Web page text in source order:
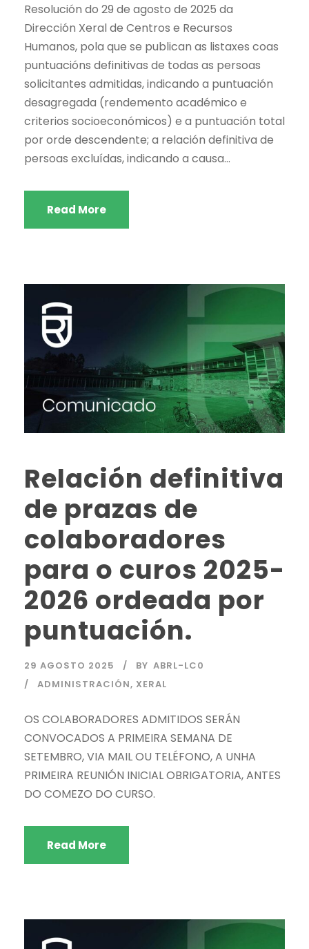
Resolución do 29 de agosto de 2025 da
Dirección Xeral de Centros e Recursos
Humanos, pola que se publican as listaxes coas
puntuacións definitivas de todas as persoas
solicitantes admitidas, indicando a puntuación
desagregada (rendemento académico e
criterios socioeconómicos) e a puntuación total
por orde descendente; a relación definitiva de
persoas excluídas, indicando a causa...
Read More
Relación definitiva
de prazas de
colaboradores
para o curos 2025-
2026 ordeada por
puntuación.
29 AGOSTO 2025 BY ABRL-LC0
ADMINISTRACIÓN, XERAL
OS COLABORADORES ADMITIDOS SERÁN
CONVOCADOS A PRIMEIRA SEMANA DE
SETEMBRO, VIA MAIL OU TELÉFONO, A UNHA
PRIMEIRA REUNIÓN INICIAL OBRIGATORIA, ANTES
DO COMEZO DO CURSO.
Read More